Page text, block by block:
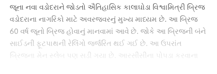
જૂના નવા વડોદરાને જોડતો ઐતિહાસિક કાલાઘોડા વિશ્વામિત્રી બ્રિજ
વડોદરાના નાગરિકો માટે અવરજવરનું મુખ્ય માધ્યમ છે. આ બ્રિજ
60 વર્ષ જૂનો બ્રિજ હોવાનું માનવામાં આવે છે. જોકે આ બ્રિજની બંને
સાઈડની ફૂટપાથની રેલિંગો જર્જરિત થઈ ગઈ છે. આ ઉપરાંત
બ્રિજના મેન સ્લેબ પણ સડી ગયા છે. આરસીસીના પોપડા કરવાના